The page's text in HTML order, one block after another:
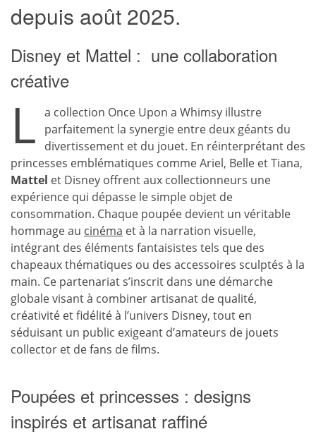
depuis août 2025.
Disney et Mattel : une collaboration
créative
L a collection Once Upon a Whimsy illustre
parfaitement la synergie entre deux géants du
divertissement et du jouet. En réinterprétant des
princesses emblématiques comme Ariel, Belle et Tiana,
Mattel et Disney offrent aux collectionneurs une
expérience qui dépasse le simple objet de
consommation. Chaque poupée devient un véritable
hommage au cinéma et à la narration visuelle,
intégrant des éléments fantaisistes tels que des
chapeaux thématiques ou des accessoires sculptés à la
main. Ce partenariat s’inscrit dans une démarche
globale visant à combiner artisanat de qualité,
créativité et fidélité à l’univers Disney, tout en
séduisant un public exigeant d’amateurs de jouets
collector et de fans de films.
Poupées et princesses : designs
inspirés et artisanat raffiné